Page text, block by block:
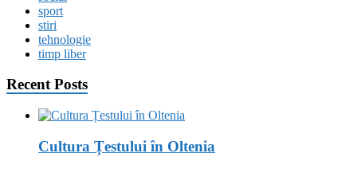
sport
stiri
tehnologie
timp liber
Recent Posts
Cultura Țestului în Oltenia